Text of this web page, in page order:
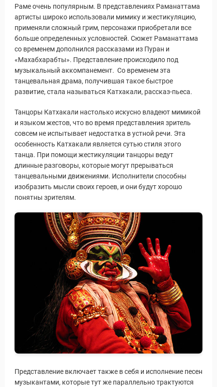
Раме очень популярным. В представлениях Раманаттама
артисты широко использовали мимику и жестикуляцию,
применяли сложный грим, персонажи приобретали все
больше определенных условностей. Сюжет Раманаттама
со временем дополнился рассказами из Пуран и
«Махабхарабты». Представление происходило под
музыкальный аккомпанемент. Со временем эта
танцевальная драма, получившая такое быстрое
развитие, стала называться Катхакали, рассказ-пьеса.
Танцоры Катхакали настолько искусно владеют мимикой
и языком жестов, что во время представления зритель
совсем не испытывает недостатка в устной речи. Эта
особенность Катхакали является сутью стиля этого
танца. При помощи жестикуляции танцоры ведут
длинные разговоры, которые могут прерываться
танцевальными движениями. Исполнители способны
изобразить мысли своих героев, и они будут хорошо
понятны зрителям.
Представление включает также в себя и исполнение песен
музыкантами, которые тут же параллельно трактуются